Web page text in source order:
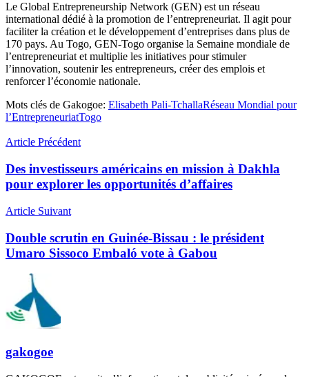
Le Global Entrepreneurship Network (GEN) est un réseau
international dédié à la promotion de l’entrepreneuriat. Il agit pour
faciliter la création et le développement d’entreprises dans plus de
170 pays. Au Togo, GEN-Togo organise la Semaine mondiale de
l’entrepreneuriat et multiplie les initiatives pour stimuler
l’innovation, soutenir les entrepreneurs, créer des emplois et
renforcer l’économie nationale.
Mots clés de Gakogoe: Elisabeth Pali-TchallaRéseau Mondial pour
l’EntrepreneuriatTogo
Article Précédent
Des investisseurs américains en mission à Dakhla
pour explorer les opportunités d’affaires
Article Suivant
Double scrutin en Guinée-Bissau : le président
Umaro Sissoco Embaló vote à Gabou
gakogoe